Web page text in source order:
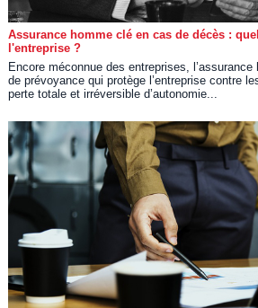
Assurance homme clé en cas de décès :
l'entreprise ?
Encore méconnue des entreprises,
de prévoyance qui protège l’entreprise contre
perte totale et irréversible d’autonomie...